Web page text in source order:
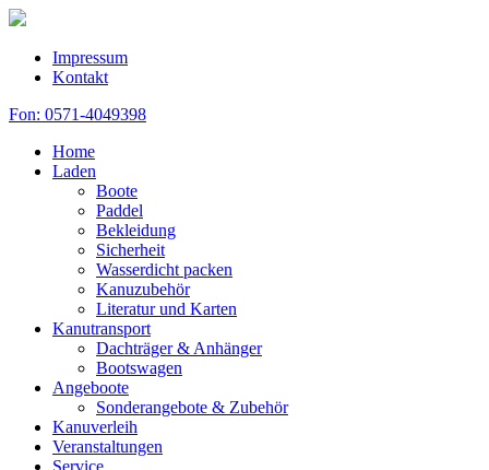
Impressum
Kontakt
Fon: 0571-4049398
Home
Laden
Boote
Paddel
Bekleidung
Sicherheit
Wasserdicht packen
Kanuzubehör
Literatur und Karten
Kanutransport
Dachträger & Anhänger
Bootswagen
Angeboote
Sonderangebote & Zubehör
Kanuverleih
Veranstaltungen
Service